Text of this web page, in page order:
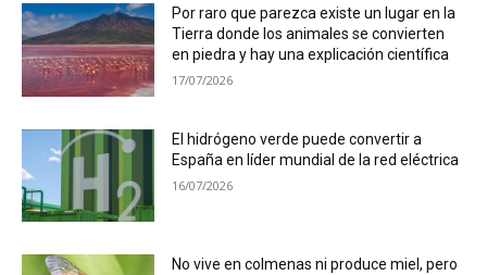
Por raro que parezca existe un lugar en la
Tierra donde los animales se convierten
en piedra y hay una explicación científica
17/07/2026
El hidrógeno verde puede convertir a
España en líder mundial de la red eléctrica
16/07/2026
No vive en colmenas ni produce miel, pero